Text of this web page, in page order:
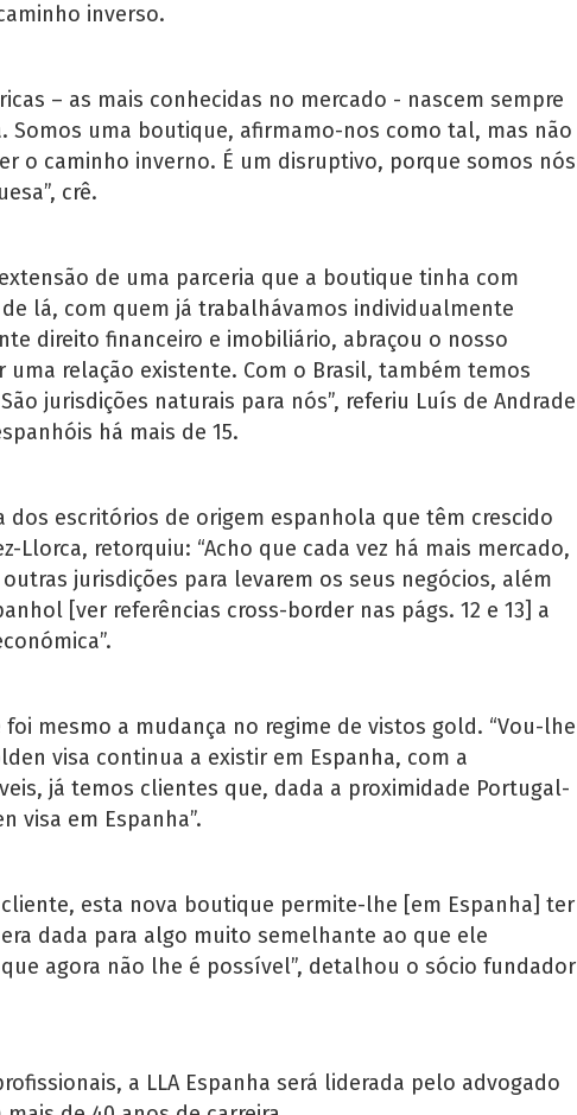
inverso.
– as mais conhecidas no mercado - nascem sempre
Somos uma boutique, afirmamo-nos como tal, mas não
o caminho inverno. É um disruptivo, porque somos nós
crê.
de uma parceria que a boutique tinha com
lá, com quem já trabalhávamos individualmente
direito financeiro e imobiliário, abraçou o nosso
relação existente. Com o Brasil, também temos
jurisdições naturais para nós”, referiu Luís de Andrade
há mais de 15.
dos escritórios de origem espanhola que têm crescido
Llorca, retorquiu: “Acho que cada vez há mais mercado,
jurisdições para levarem os seus negócios, além
[ver referências cross-border nas págs. 12 e 13] a
mesmo a mudança no regime de vistos gold. “Vou-lhe
visa continua a existir em Espanha, com a
já temos clientes que, dada a proximidade Portugal-
visa em Espanha”.
esta nova boutique permite-lhe [em Espanha] ter
dada para algo muito semelhante ao que ele
agora não lhe é possível”, detalhou o sócio fundador
a LLA Espanha será liderada pelo advogado